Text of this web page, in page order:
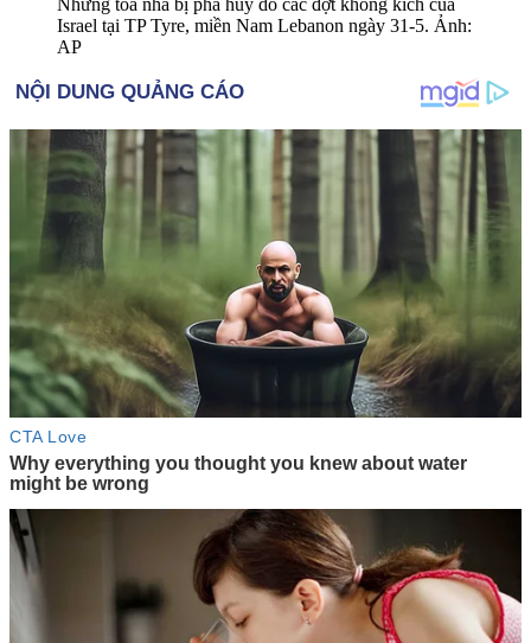
Israel tại TP Tyre, miền Nam Lebanon ngày 31-5. Ảnh:
AP